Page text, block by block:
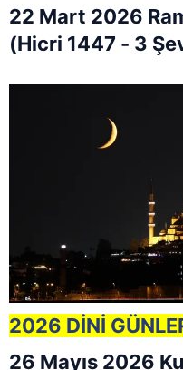
22 Mart 2026
(Hicri 1447 - 3
2026 DİNİ
26 Mayıs 2026